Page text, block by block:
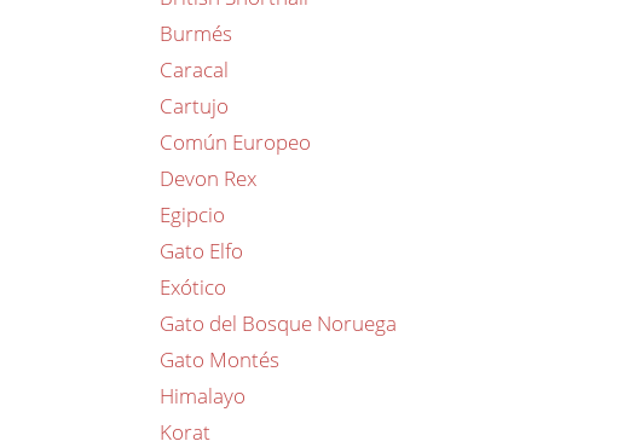
Burmés
Caracal
Cartujo
Común Europeo
Devon Rex
Egipcio
Gato Elfo
Exótico
Gato del Bosque Noruega
Gato Montés
Himalayo
Korat